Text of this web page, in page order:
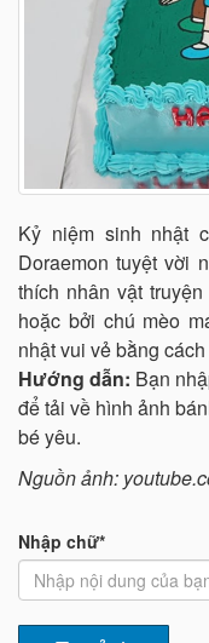
Kỷ niệm sinh nhật
Doraemon tuyệt vời
thích nhân vật
hoặc bởi chú mèo
nhật vui vẻ bằng
Hướng dẫn: Bạn
để tải về hình ảnh
bé yêu.
Nguồn ảnh:
Nhập chữ*